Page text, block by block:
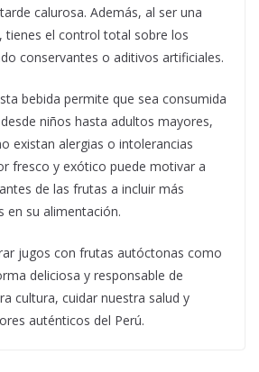
calurosa. Además, al ser una
tienes el control total sobre los
conservantes o aditivos artificiales.
bebida permite que sea consumida
niños hasta adultos mayores,
existan alergias o intolerancias
fresco y exótico puede motivar a
de las frutas a incluir más
en su alimentación.
jugos con frutas autóctonas como
deliciosa y responsable de
cultura, cuidar nuestra salud y
auténticos del Perú.